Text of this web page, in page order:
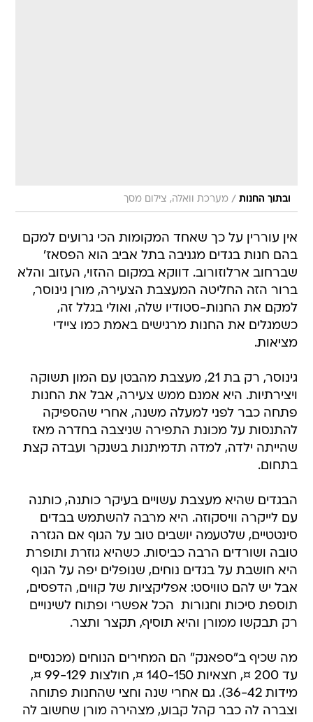
ובתוך החנות / מערכת וואלה, צילום מסך
אין עוררין על כך שאחד המקומות הכי גרועים למקם
בהם חנות בגדים מגניבה בתל אביב הוא הפסאז'
שברחוב ארלוזורוב. דווקא במקום ההזוי, העזוב והלא
ברור הזה החליטה המעצבת הצעירה, מורן גינוסר,
למקם את החנות-סטודיו שלה, ואולי בגלל זה,
כשמגלים את החנות מרגישים באמת כמו ציידי
מציאות.
גינוסר, רק בת 21, מעצבת מהבטן עם המון תשוקה
ויצירתיות. היא אמנם ממש צעירה, אבל את החנות
פתחה כבר לפני למעלה משנה, אחרי שהספיקה
להתנסות על מכונת התפירה שניצבה בחדרה מאז
שהייתה ילדה, למדה תדמיתנות בשנקר ועבדה קצת
בתחום.
הבגדים שהיא מעצבת עשויים בעיקר כותנה, כותנה
עם לייקרה וויסקוזה. היא מרבה להשתמש בבדים
סינטטיים, שלטעמה יושבים טוב על הגוף אם הגזרה
טובה ושורדים הרבה כביסות. כשהיא גוזרת ותופרת
היא חושבת על בגדים נוחים, שנופלים יפה על הגוף
אבל יש להם טוויסט: אפליקציות של קווים, הדפסים,
תוספת סיכות וחגורות  הכל אפשרי ופתוח לשינויים 
רק תבקשו ממורן והיא תוסיף, תקצר ותצר.
מה שכיף ב"ספאנק" הם המחירים הנוחים (מכנסיים
עד 200 ¤, חצאיות 140-150 ¤, חולצות 99-129 ¤,
מידות 36-42). גם אחרי שנה וחצי שהחנות פתוחה
וצברה לה כבר קהל קבוע, מצהירה מורן שחשוב לה